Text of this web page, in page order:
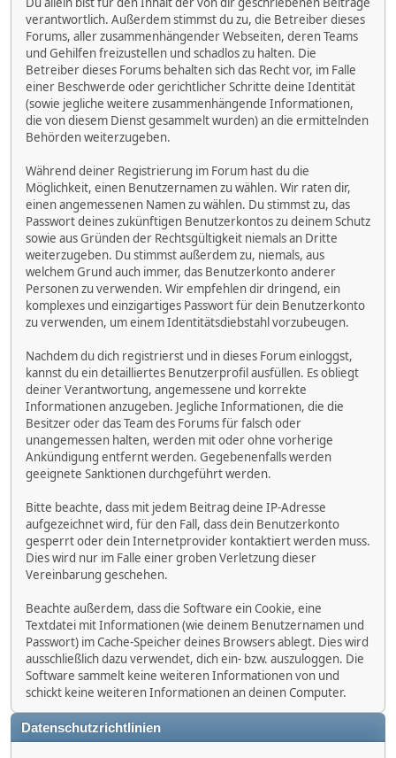
verantwortlich. Außerdem stimmst du zu, die Betreiber dieses
Forums, aller zusammenhängender Webseiten, deren Teams
und Gehilfen freizustellen und schadlos zu halten. Die
Betreiber dieses Forums behalten sich das Recht vor, im Falle
einer Beschwerde oder gerichtlicher Schritte deine Identität
(sowie jegliche weitere zusammenhängende Informationen,
die von diesem Dienst gesammelt wurden) an die ermittelnden
Behörden weiterzugeben.
Während deiner Registrierung im Forum hast du die
Möglichkeit, einen Benutzernamen zu wählen. Wir raten dir,
einen angemessenen Namen zu wählen. Du stimmst zu, das
Passwort deines zukünftigen Benutzerkontos zu deinem Schutz
sowie aus Gründen der Rechtsgültigkeit niemals an Dritte
weiterzugeben. Du stimmst außerdem zu, niemals, aus
welchem Grund auch immer, das Benutzerkonto anderer
Personen zu verwenden. Wir empfehlen dir dringend, ein
komplexes und einzigartiges Passwort für dein Benutzerkonto
zu verwenden, um einem Identitätsdiebstahl vorzubeugen.
Nachdem du dich registrierst und in dieses Forum einloggst,
kannst du ein detailliertes Benutzerprofil ausfüllen. Es obliegt
deiner Verantwortung, angemessene und korrekte
Informationen anzugeben. Jegliche Informationen, die die
Besitzer oder das Team des Forums für falsch oder
unangemessen halten, werden mit oder ohne vorherige
Ankündigung entfernt werden. Gegebenenfalls werden
geeignete Sanktionen durchgeführt werden.
Bitte beachte, dass mit jedem Beitrag deine IP-Adresse
aufgezeichnet wird, für den Fall, dass dein Benutzerkonto
gesperrt oder dein Internetprovider kontaktiert werden muss.
Dies wird nur im Falle einer groben Verletzung dieser
Vereinbarung geschehen.
Beachte außerdem, dass die Software ein Cookie, eine
Textdatei mit Informationen (wie deinem Benutzernamen und
Passwort) im Cache-Speicher deines Browsers ablegt. Dies wird
ausschließlich dazu verwendet, dich ein- bzw. auszuloggen. Die
Software sammelt keine weiteren Informationen von und
schickt keine weiteren Informationen an deinen Computer.
Datenschutzrichtlinien